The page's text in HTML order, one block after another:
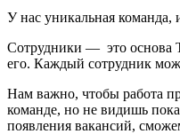
У нас уникальная команда,
Сотрудники — это основа
его. Каждый сотрудник
Нам важно, чтобы работа
команде, но не видишь
появления вакансий,